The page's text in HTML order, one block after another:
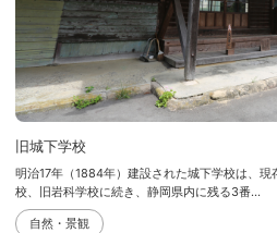
旧城下学校
明治17年（1884年）建設された城下学校は、
校、旧岩科学校に続き、静岡県内に残る3番...
自然・景観